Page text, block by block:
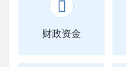

财政资金